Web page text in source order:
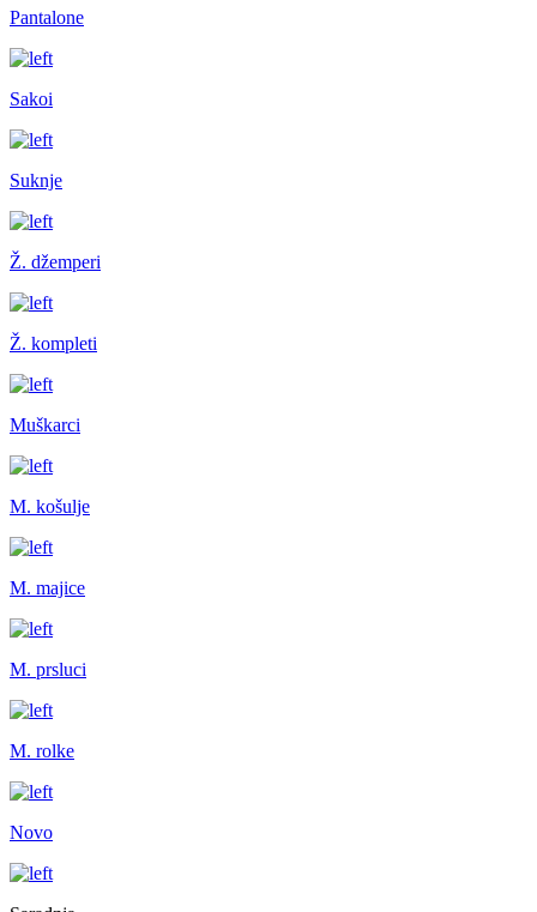
Pantalone
Sakoi
Suknje
Ž. džemperi
Ž. kompleti
Muškarci
M. košulje
M. majice
M. prsluci
M. rolke
Novo